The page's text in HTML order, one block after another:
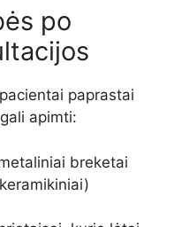
po
paprastai
apimti:
breketai